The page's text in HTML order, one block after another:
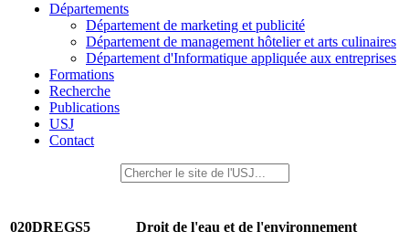
Départements
Département de marketing et publicité
Département de management hôtelier et arts culinaires
Département d'Informatique appliquée aux entreprises
Formations
Recherche
Publications
USJ
Contact
020DREGS5 Droit de l'eau et de l'environnement